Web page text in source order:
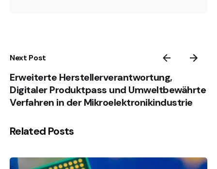
Next Post
Erweiterte Herstellerverantwortung,
Digitaler Produktpass und Umweltbewährte
Verfahren in der Mikroelektronikindustrie
Related Posts